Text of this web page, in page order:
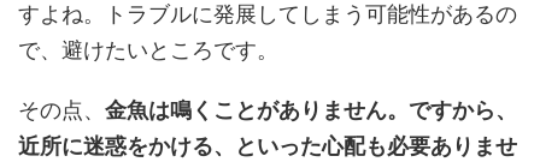
すよね。トラブルに発展してしまう可能性があるの
で、避けたいところです。
その点、 金魚は鳴くことがありません。ですから、
近所に迷惑をかける、といった心配も必要ありませ